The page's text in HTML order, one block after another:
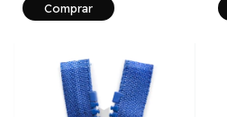
Comprar